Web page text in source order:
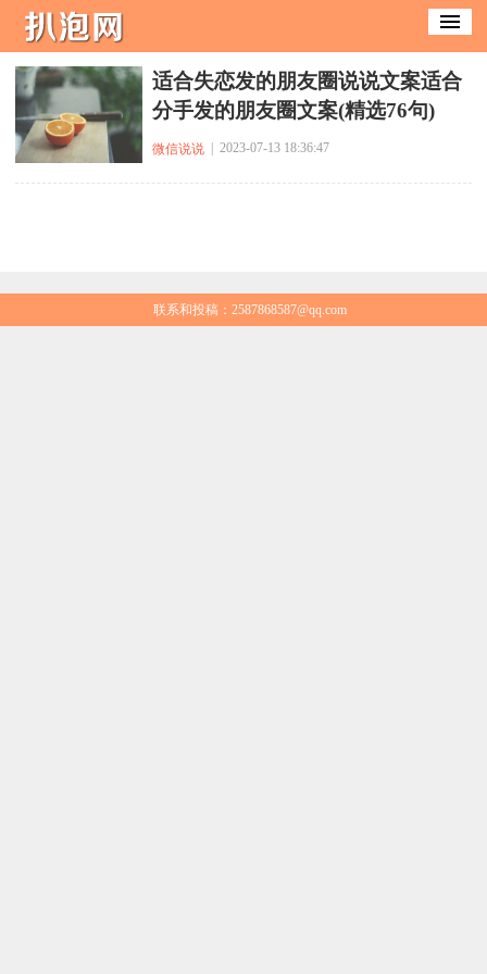
​适合失恋发的朋友圈说说文案适合
分手发的朋友圈文案(精选76句)
微信说说 | 2023-07-13 18:36:47
联系和投稿：2587868587@qq.com